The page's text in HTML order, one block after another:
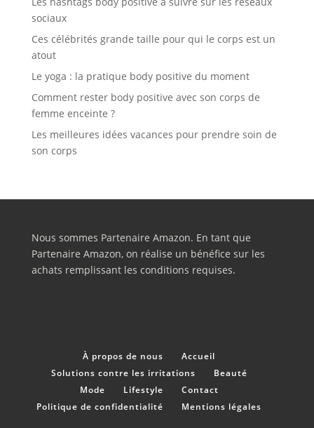
sociaux
Ces célébrités grande taille pour qui le corps est un
atout
Le yoga : la pratique body positive du moment
Comment rester body positive avec son corps de
femme enceinte ?
Les meilleures idées vacances pour prendre soin de
son corps
Nous sommes Partenaire Amazon. En tant que
Partenaire Amazon, on réalise un bénéfice sur les
achats remplissant les conditions requises.
À propos de nous
Accueil
Solutions contre les irritations
Beauté
Mode
Lifestyle
Contact
Politique de confidentialité
Mentions légales